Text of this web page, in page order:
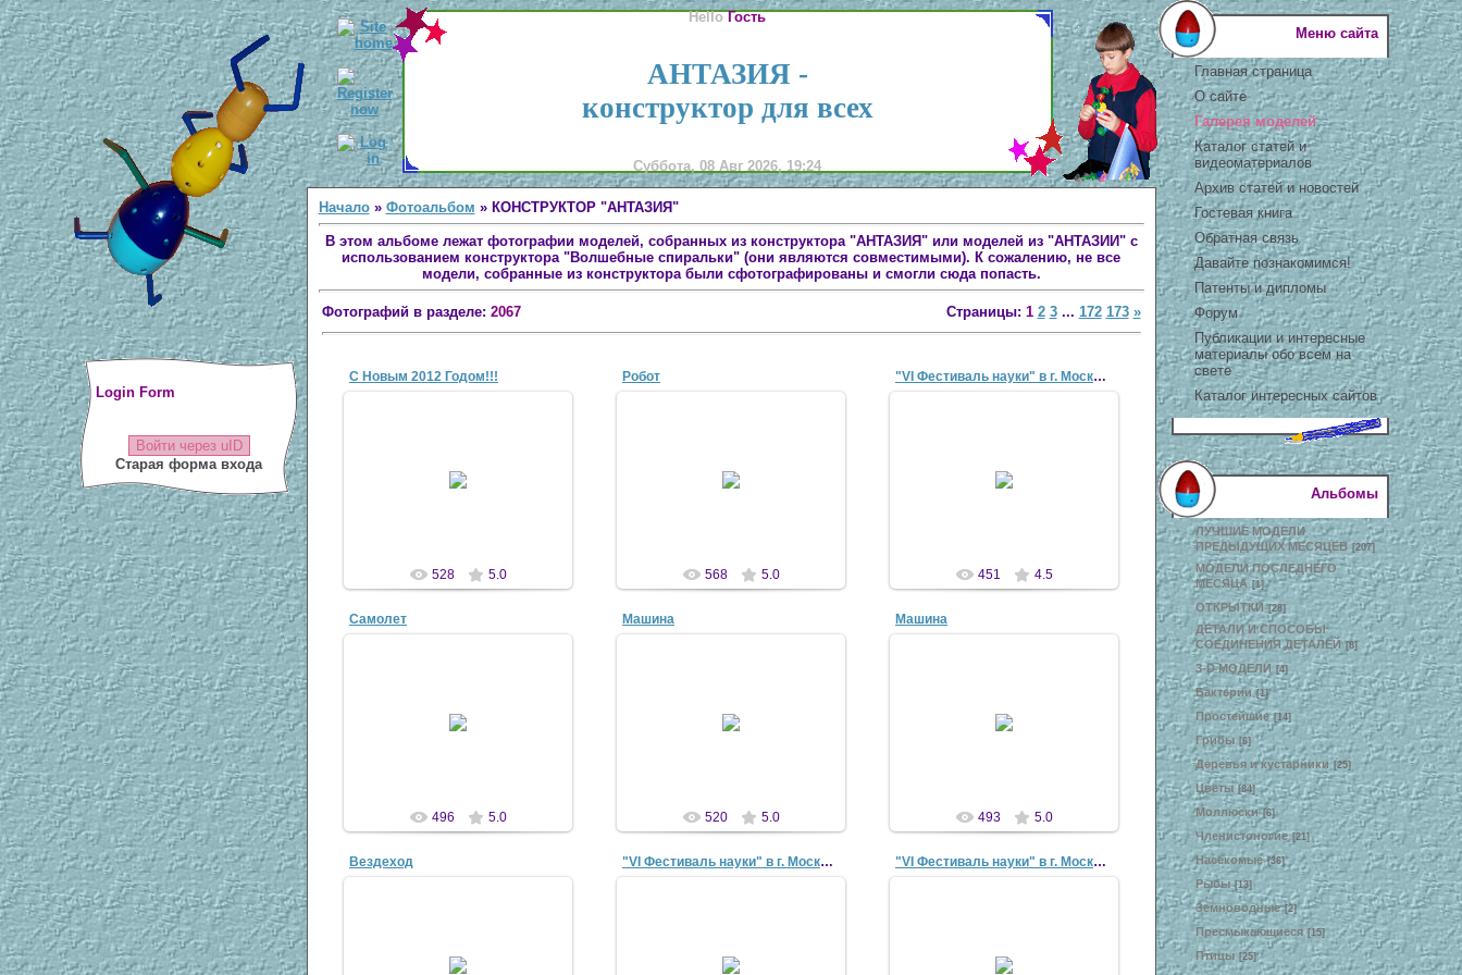
Login Form
Войти через uID
Старая форма входа
HelloГость
АНТАЗИЯ -
конструктор для всех
Суббота, 08 Авг 2026, 19:24
Начало» Фотоальбом » КОНСТРУКТОР "АНТАЗИЯ"
В этом альбоме лежат фотографии моделей, собранных из конструктора "АНТАЗИЯ" или моделей из "АНТАЗИИ" с
использованием конструктора "Волшебные спиральки" (они являются совместимыми). К сожалению, не все
модели, собранные из конструктора были сфотографированы и смогли сюда попасть.
Фотографий в разделе: 2067 Страницы: 1 2 3 ... 172 173 »
C Новым 2012 Годом!!!
528 5.0
Робот
568 5.0
"VI Фестиваль науки" в г. Москве, 7-9 октября 2...
451 4.5
Самолет
496 5.0
Машина
520 5.0
Машина
493 5.0
Вездеход "VI Фестиваль науки" в г. Москве, 7-9 октября 2... "VI Фестиваль науки" в г. Москве, 7-9 октября 2...
Меню сайта
Главная страница
О сайте
Галерея моделей
Каталог статей и
видеоматериалов
Архив статей и новостей
Гостевая книга
Обратная связь
Давайте познакомимся!
Патенты и дипломы
Форум
Публикации и интересные
материалы обо всем на
свете
Каталог интересных сайтов
Альбомы
ЛУЧШИЕ МОДЕЛИ
ПРЕДЫДУЩИХ МЕСЯЦЕВ
[207]
МОДЕЛИ ПОСЛЕДНЕГО
МЕСЯЦА [1]
ОТКРЫТКИ [28]
ДЕТАЛИ И СПОСОБЫ
СОЕДИНЕНИЯ ДЕТАЛЕЙ [8]
3-D МОДЕЛИ [4]
Бактерии [1]
Простейшие [14]
Грибы [6]
Деревья и кустарники [25]
Цветы [84]
Моллюски [6]
Членистоногие [21]
Насекомые [36]
Рыбы [13]
Земноводные [2]
Пресмыкающиеся [15]
Птицы [25]